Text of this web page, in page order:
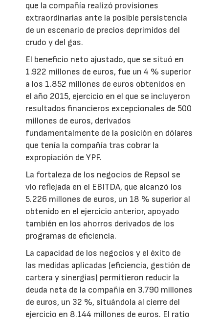
que la compañía realizó provisiones
extraordinarias ante la posible persistencia
de un escenario de precios deprimidos del
crudo y del gas.
El beneficio neto ajustado, que se situó en
1.922 millones de euros, fue un 4 % superior
a los 1.852 millones de euros obtenidos en
el año 2015, ejercicio en el que se incluyeron
resultados financieros excepcionales de 500
millones de euros, derivados
fundamentalmente de la posición en dólares
que tenía la compañía tras cobrar la
expropiación de YPF.
La fortaleza de los negocios de Repsol se
vio reflejada en el EBITDA, que alcanzó los
5.226 millones de euros, un 18 % superior al
obtenido en el ejercicio anterior, apoyado
también en los ahorros derivados de los
programas de eficiencia.
La capacidad de los negocios y el éxito de
las medidas aplicadas (eficiencia, gestión de
cartera y sinergias) permitieron reducir la
deuda neta de la compañía en 3.790 millones
de euros, un 32 %, situándola al cierre del
ejercicio en 8.144 millones de euros. El ratio